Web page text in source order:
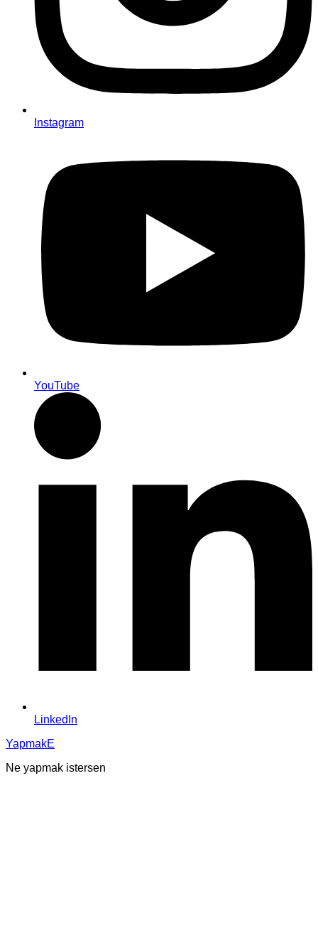
Instagram
YouTube
LinkedIn
YapmakE
Ne yapmak istersen